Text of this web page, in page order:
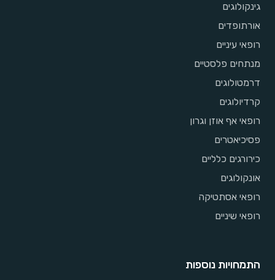
גינקולוגים
אורתופדים
רופאי עיניים
מנתחים פלסטיים
דרמטולוגים
קרדיולוגים
רופאי אף אוזן וגרון
פסיכיאטרים
כירורגים כלליים
אונקולוגים
רופאי אסתטיקה
רופאי שיניים
התמחויות נוספות